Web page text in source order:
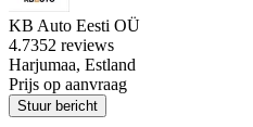
KB Auto Eesti OÜ
4.7352 reviews
Harjumaa, Estland
Prijs op aanvraag
Stuur bericht